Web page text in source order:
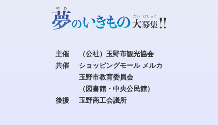
主催
（公社）玉野市観光協会
共催
ショッピングモール メルカ
玉野市教育委員会
（図書館・中央公民館）
後援
玉野商工会議所